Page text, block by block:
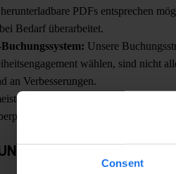
Consent
PDFs entsprechen
Bedarf überarbeitet.
Unsere
wählen, sind nicht
an Verbesserungen.
Videos sind auf YouTube
derzeit die Inhalte.